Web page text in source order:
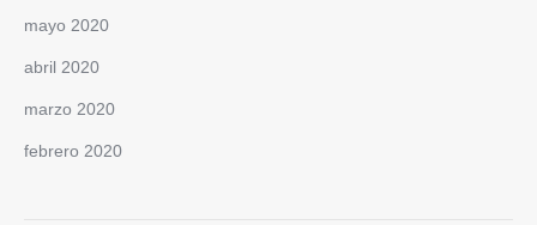
mayo 2020
abril 2020
marzo 2020
febrero 2020